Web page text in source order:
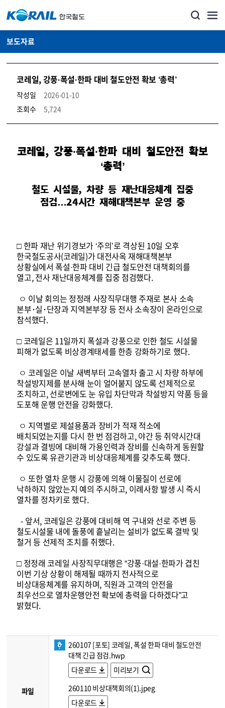
보도자료
코레일, 강풍·폭설·한파 대비 철도안전 확보 ‘총력’
작성일
2026-01-10
조회수
5,724
뉴스·홍보_보도자료 상세보기 – 내용, 파일, 담당자 연락처로 구성
코레일, 강풍·폭설·한파 대비 철도안전 확보
‘총력’
철도 시설물, 차량 등 재난대응체계 집중
점검…24시간 재해대책본부 운영 중
□ 한파 재난 위기경보가 ‘주의’로 격상된 10일 오후
한국철도공사(코레일)가 대전사옥 재해대책본부
상황실에서 폭설·한파 대비 긴급 철도안전 대책회의를
열고, 전사 재난대응체계를 집중 점검했다.
ㅇ 이날 회의는 정정래 사장직무대행 주재로 본사 소속
본부･실･단장과 지역본부장 등 전사 소속장이 온라인으로
참석했다.
□ 코레일은 11일까지 폭설과 강풍으로 인한 철도 시설물
피해가 없도록 비상경계태세를 한층 강화하기로 했다.
ㅇ 코레일은 이날 새벽부터 고속열차 출고 시 차량 하부에
착설방지제를 분사해 눈이 얼어붙지 않도록 선제적으로
조치하고, 선로변에도 눈 유입 차단막과 착설방지 약품 등을
도포해 운행 안전을 강화했다.
ㅇ 지역별로 제설용품과 장비가 적재 적소에
배치되었는지를 다시 한 번 점검하고, 야간 등 취약시간대
강설과 결빙에 대비해 가용인력과 장비를 신속하게 동원할
수 있도록 유관기관과 비상대응체계를 갖추도록 했다.
ㅇ 또한 열차 운행 시 강풍에 의해 이물질이 선로에
낙하하지 않았는지 예의 주시하고, 이례사항 발생 시 즉시
열차를 정차키로 했다.
- 앞서, 코레일은 강풍에 대비해 역 구내와 선로 주변 등
철도시설물 내에 돌풍에 흩날리는 설비가 없도록 결박 및
철거 등 선제적 조치를 취했다.
□ 정정래 코레일 사장직무대행은 “강풍·대설·한파가 겹친
이번 기상 상황이 해제될 때까지 전사적으로
비상대응체계를 유지하며, 직원과 고객의 안전을
최우선으로 열차운행안전 확보에 총력을 다하겠다”고
밝혔다.
파일
260107 [포토] 코레일, 폭설 한파 대비 철도안전
대책 긴급 점검.hwp
다운로드
미리보기
260110 비상대책회의(1).jpeg
다운로드